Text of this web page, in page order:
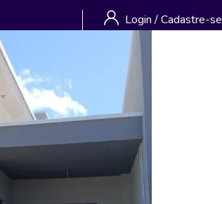
Login/Cadastre-se